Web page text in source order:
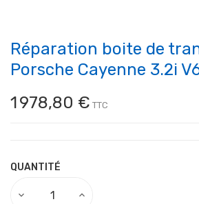
Réparation boite de
Porsche Cayenne 3.2i
1 978,80 € TTC
QUANTITÉ